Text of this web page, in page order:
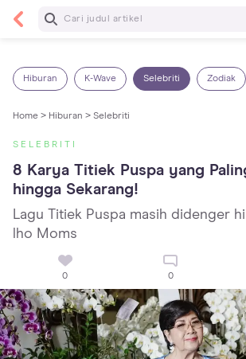
Baca Selanjutnya
Hiburan K-Wave Selebriti Zodiak
Home > Hiburan > Selebriti
SELEBRITI
8 Karya Titiek Puspa yang
hingga Sekarang!
Lagu Titiek Puspa masih didenger
lho Moms
0 0